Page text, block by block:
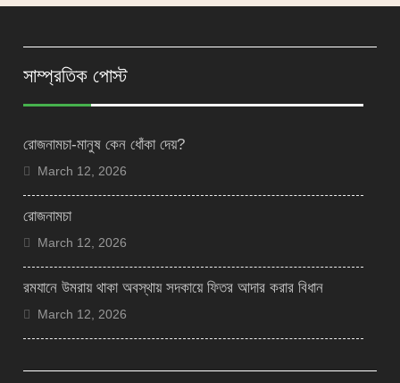
সাম্প্রতিক পোস্ট
রোজনামচা-মানুষ কেন ধোঁকা দেয়?
March 12, 2026
রোজনামচা
March 12, 2026
রমযানে উমরায় থাকা অবস্থায় সদকায়ে ফিতর আদার করার বিধান
March 12, 2026